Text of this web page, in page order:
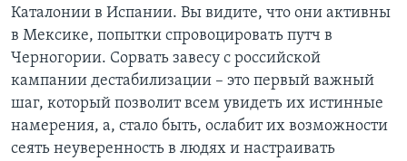
Каталонии в Испании. Вы видите, что они активны
в Мексике, попытки спровоцировать путч в
Черногории. Сорвать завесу с российской
кампании дестабилизации – это первый важный
шаг, который позволит всем увидеть их истинные
намерения, а, стало быть, ослабит их возможности
сеять неуверенность в людях и настраивать